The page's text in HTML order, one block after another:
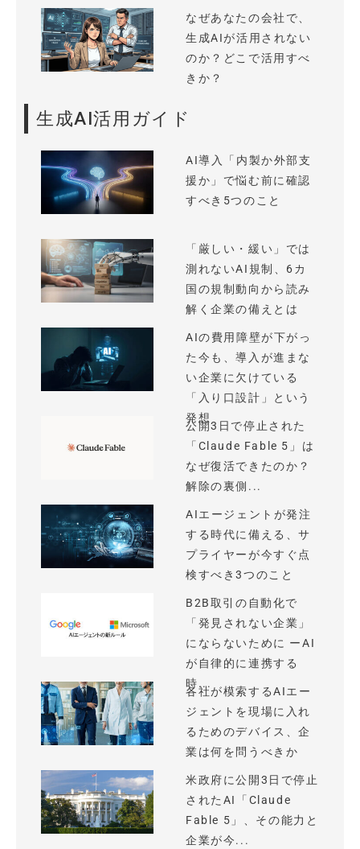
なぜあなたの会社で、
生成AIが活用されない
のか？どこで活用すべ
きか？
生成AI活用ガイド
AI導入「内製か外部支
援か」で悩む前に確認
すべき5つのこと
「厳しい・緩い」では
測れないAI規制、6カ
国の規制動向から読み
解く企業の備えとは
AIの費用障壁が下がっ
た今も、導入が進まな
い企業に欠けている
「入り口設計」という
発想
公開3日で停止された
「Claude Fable 5」は
なぜ復活できたのか？
解除の裏側...
AIエージェントが発注
する時代に備える、サ
プライヤーが今すぐ点
検すべき3つのこと
B2B取引の自動化で
「発見されない企業」
にならないために ーAI
が自律的に連携する
時...
各社が模索するAIエー
ジェントを現場に入れ
るためのデバイス、企
業は何を問うべきか
米政府に公開3日で停止
されたAI「Claude
Fable 5」、その能力と
企業が今...